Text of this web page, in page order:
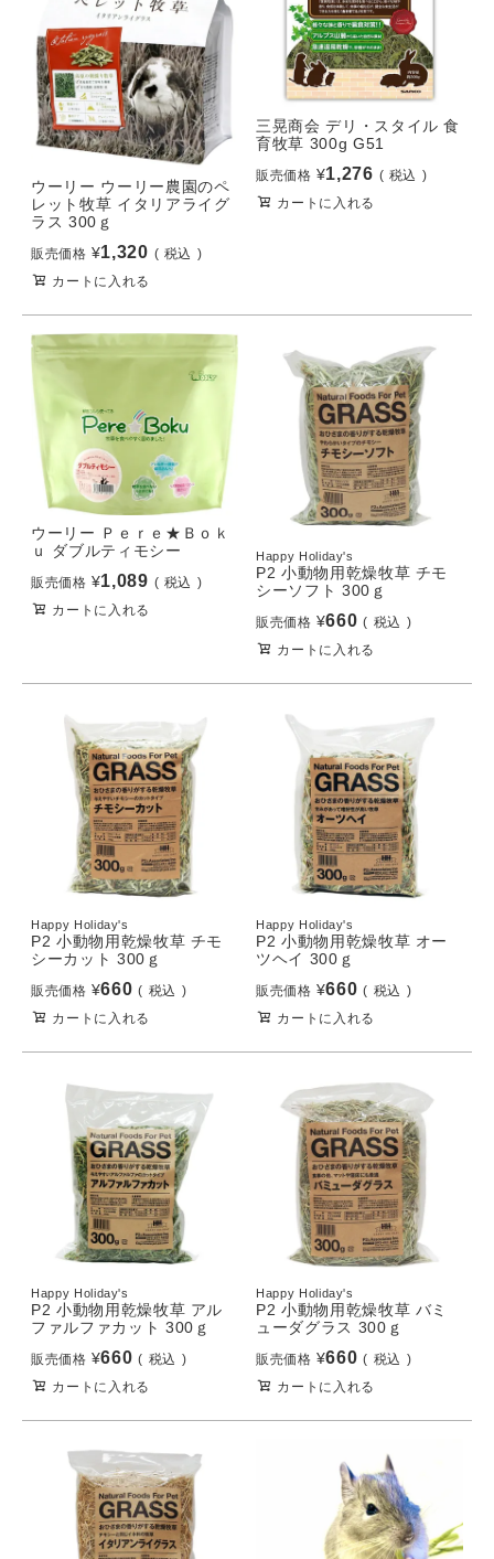
ウーリー ウーリー農園のペ
レット牧草 イタリアライグ
ラス 300ｇ
販売価格 ¥1,320
税込
カートに入れる
三晃商会 デリ・スタイル 食
育牧草 300g G51
販売価格 ¥1,276
税込
カートに入れる
ウーリー Ｐｅｒｅ★Ｂｏｋ
ｕ ダブルティモシー
販売価格 ¥1,089
税込
カートに入れる
Happy Holiday's
P2 小動物用乾燥牧草 チモ
シーソフト 300ｇ
販売価格 ¥660
税込
カートに入れる
Happy Holiday's
P2 小動物用乾燥牧草 チモ
シーカット 300ｇ
販売価格 ¥660
税込
カートに入れる
Happy Holiday's
P2 小動物用乾燥牧草 オー
ツヘイ 300ｇ
販売価格 ¥660
税込
カートに入れる
Happy Holiday's
P2 小動物用乾燥牧草 アル
ファルファカット 300ｇ
販売価格 ¥660
税込
カートに入れる
Happy Holiday's
P2 小動物用乾燥牧草 バミ
ューダグラス 300ｇ
販売価格 ¥660
税込
カートに入れる